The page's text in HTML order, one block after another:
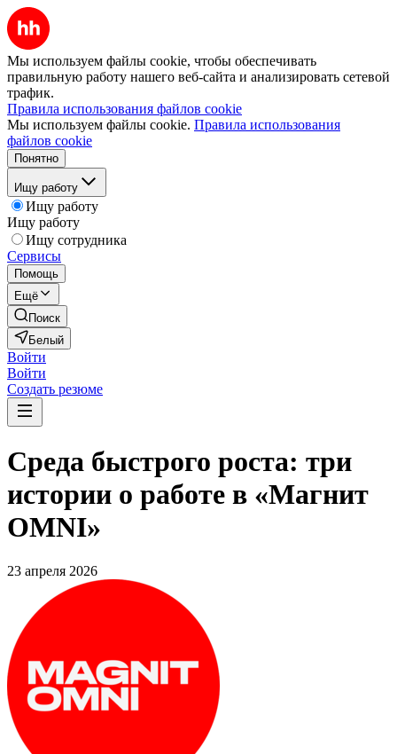
Мы используем файлы cookie, чтобы обеспечивать
правильную работу нашего веб-сайта и анализировать сетевой
трафик.
Правила использования файлов cookie
Мы используем файлы cookie. Правила использования
файлов cookie
Понятно
Ищу работу
Ищу работу
Ищу работу
Ищу сотрудника
Сервисы
Помощь
Ещё
Поиск
Белый
Войти
Войти
Создать резюме
Среда быстрого роста: три
истории о работе в «Магнит
OMNI»
23 апреля 2026